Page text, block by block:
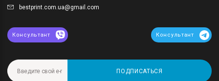
bestprint.com.ua@gmail.com
Консультант Консультант
ПОДПИСАТЬСЯ